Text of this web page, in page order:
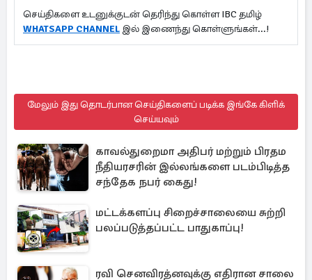
செய்திகளை உடனுக்குடன் தெரிந்து கொள்ள IBC தமிழ்
WHATSAPP CHANNEL இல் இணைந்து கொள்ளுங்கள்...!
மேலும் இது தொடர்பான செய்திகளைப் படிக்க இங்கே கிளிக்
செய்யவும்
காவல்துறைமா அதிபர் மற்றும் பிரதம
நீதியரசரின் இல்லங்களை படம்பிடித்த
சந்தேக நபர் கைது!
மட்டக்களப்பு சிறைச்சாலையை சுற்றி
பலப்படுத்தப்பட்ட பாதுகாப்பு!
ரவி செனவிரத்னவுக்கு எதிரான சாலை